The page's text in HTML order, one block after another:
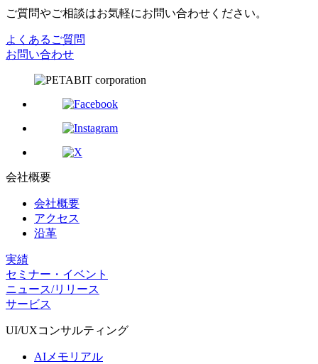
ご質問やご相談はお気軽にお問い合わせください。
よくあるご質問
お問い合わせ
会社概要
会社概要
アクセス
沿革
実績
セミナー・イベント
ニュース/リリース
サービス
UI/UXコンサルティング
AIメモリアル